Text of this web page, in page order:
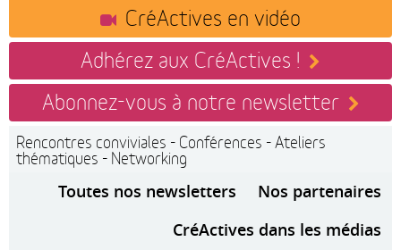
CréActives en vidéo
Adhérez aux CréActives !
Abonnez-vous à notre newsletter
Rencontres conviviales - Conférences - Ateliers
thématiques - Networking
Toutes nos newsletters
Nos partenaires
CréActives dans les médias